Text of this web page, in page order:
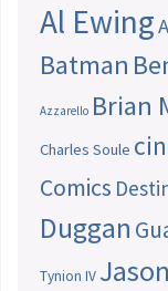
Al Ewing
Batman
Azzarello Brian
Charles Soule
Comics
Duggan
Tynion IV